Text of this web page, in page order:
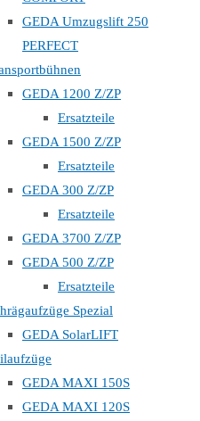
GEDA Umzugslift 250
PERFECT
GEDA 1200 Z/ZP
Ersatzteile
GEDA 1500 Z/ZP
Ersatzteile
GEDA 300 Z/ZP
Ersatzteile
GEDA 3700 Z/ZP
GEDA 500 Z/ZP
Ersatzteile
Spezial
GEDA SolarLIFT
GEDA MAXI 150S
GEDA MAXI 120S